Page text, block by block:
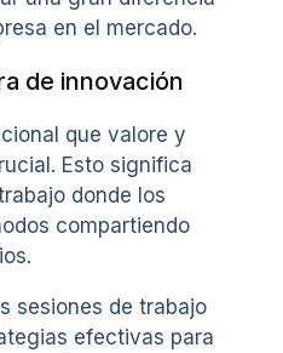
en el mercado.
de innovación
que valore y
Esto significa
donde los
compartiendo
sesiones de trabajo
efectivas para